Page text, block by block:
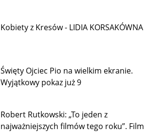
Kobiety z Kresów - LIDIA KORSAKÓWNA
Święty Ojciec Pio na wielkim ekranie.
Wyjątkowy pokaz już 9
Robert Rutkowski: „To jeden z
najważniejszych filmów tego roku”. Film